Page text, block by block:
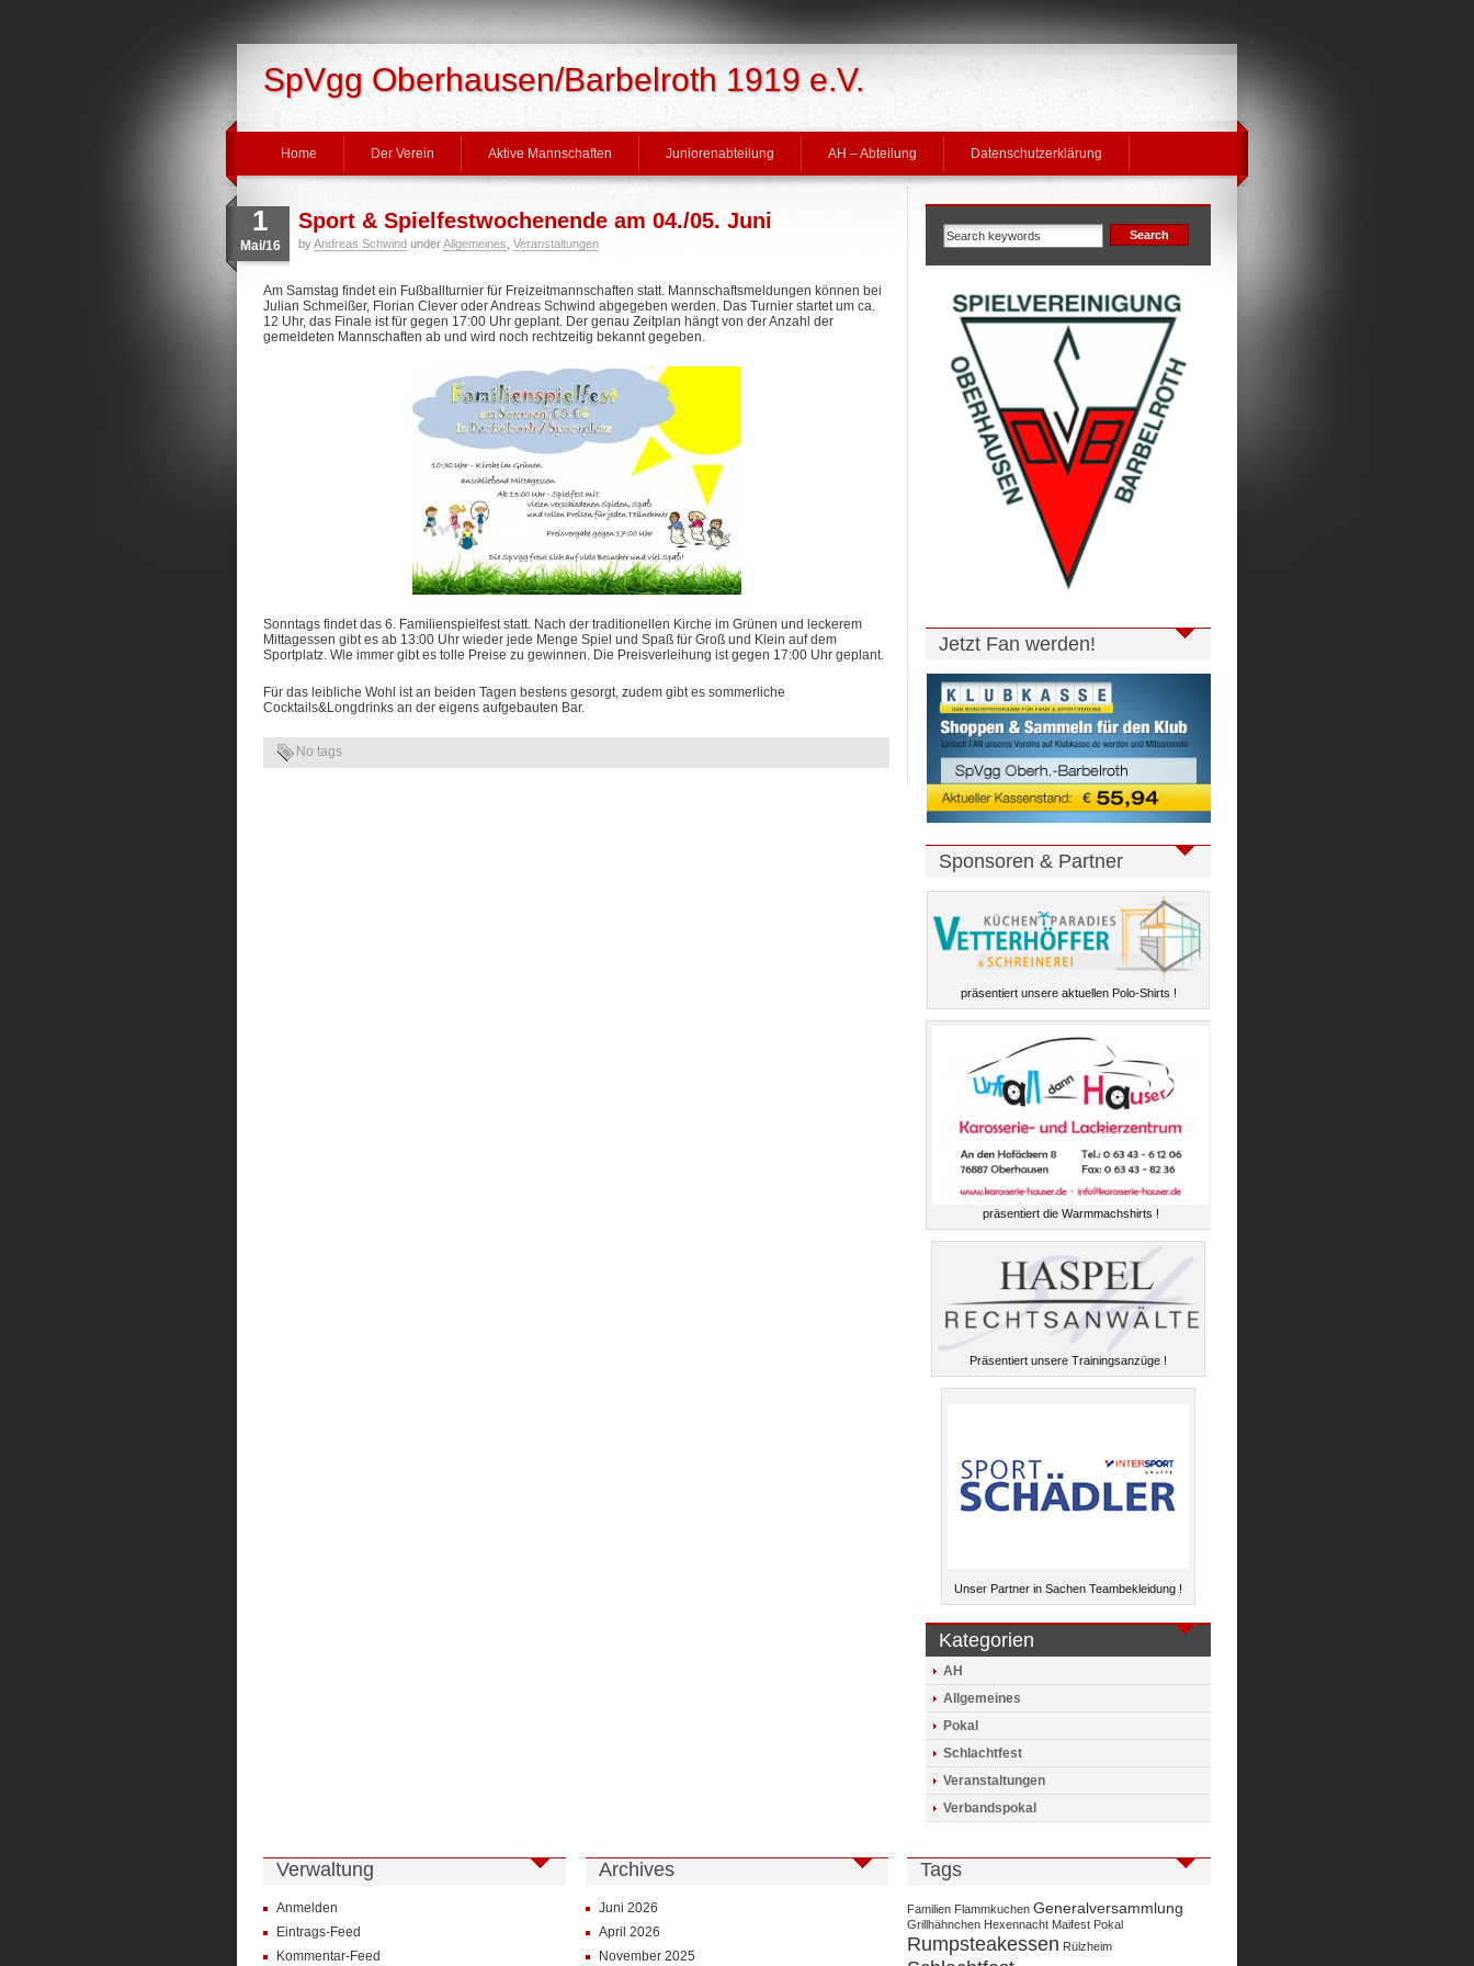
SpVgg Oberhausen/Barbelroth 1919 e.V.
Home Der Verein Aktive Mannschaften Juniorenabteilung AH – Abteilung Datenschutzerklärung
1
Mai/16
Sport & Spielfestwochenende am 04./05. Juni
byAndreas Schwind underAllgemeines Veranstaltungen
Am Samstag findet ein Fußballturnier für Freizeitmannschaften statt. Mannschaftsmeldungen können bei
Julian Schmeißer, Florian Clever oder Andreas Schwind abgegeben werden. Das Turnier startet um ca.
12 Uhr, das Finale ist für gegen 17:00 Uhr geplant. Der genau Zeitplan hängt von der Anzahl der
gemeldeten Mannschaften ab und wird noch rechtzeitig bekannt gegeben.
Sonntags findet das 6. Familienspielfest statt. Nach der traditionellen Kirche im Grünen und leckerem
Mittagessen gibt es ab 13:00 Uhr wieder jede Menge Spiel und Spaß für Groß und Klein auf dem
Sportplatz. Wie immer gibt es tolle Preise zu gewinnen. Die Preisverleihung ist gegen 17:00 Uhr geplant.
Für das leibliche Wohl ist an beiden Tagen bestens gesorgt, zudem gibt es sommerliche
Cocktails&Longdrinks an der eigens aufgebauten Bar.
No tags
Jetzt Fan werden!
Sponsoren & Partner
präsentiert unsere aktuellen Polo-Shirts !
präsentiert die Warmmachshirts !
Präsentiert unsere Trainingsanzüge !
Unser Partner in Sachen Teambekleidung !
Kategorien
AH
Allgemeines
Pokal
Schlachtfest
Veranstaltungen
Verbandspokal
Verwaltung
Anmelden
Eintrags-Feed
Kommentar-Feed
Archives
Juni 2026
April 2026
November 2025
Tags
Familien Flammkuchen Generalversammlung
Grillhähnchen Hexennacht Maifest Pokal
Rumpsteakessen Rülzheim